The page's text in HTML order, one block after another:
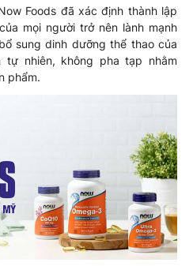
Foods đã xác định thành lập
mọi người trở nên lành mạnh
sung dinh dưỡng thể thao của
tự nhiên, không pha tạp nhằm
phẩm.